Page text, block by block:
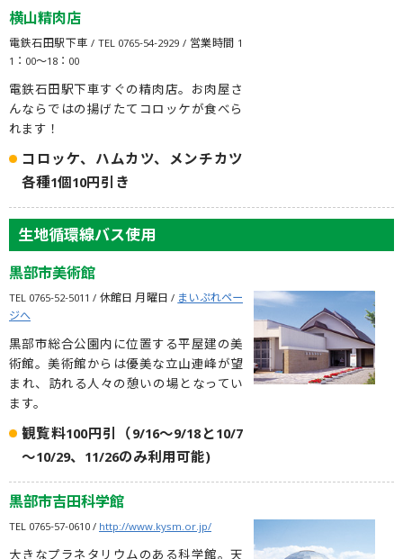
横山精肉店
電鉄石田駅下車 / TEL 0765-54-2929 / 営業時間 1
1：00～18：00
電鉄石田駅下車すぐの精肉店。お肉屋さ
んならではの揚げたてコロッケが食べら
れます！
コロッケ、ハムカツ、メンチカツ
各種1個10円引き
生地循環線バス使用
黒部市美術館
TEL 0765-52-5011 / 休館日 月曜日 /まいぷれペー
ジへ
黒部市総合公園内に位置する平屋建の美
術館。美術館からは優美な立山連峰が望
まれ、訪れる人々の憩いの場となってい
ます。
観覧料100円引（9/16～9/18と10/7
～10/29、11/26のみ利用可能)
黒部市吉田科学館
TEL 0765-57-0610 /http://www.kysm.or.jp/